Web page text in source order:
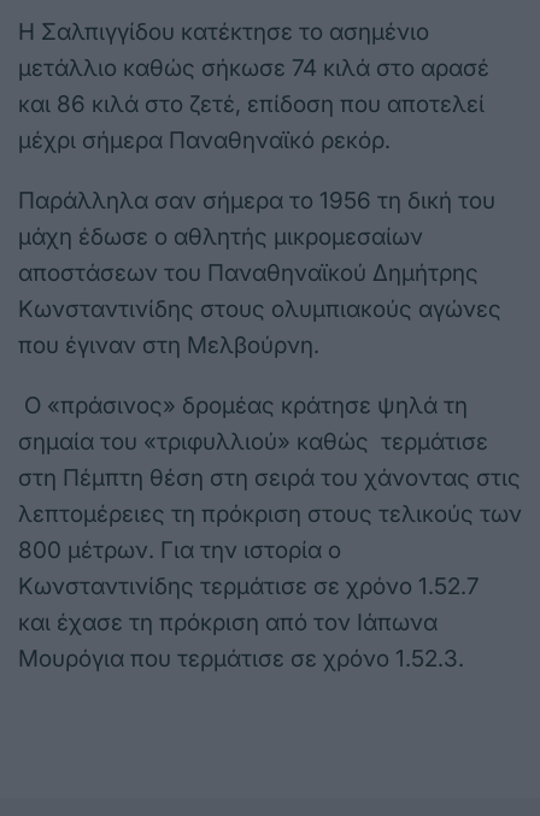
Η Σαλπιγγίδου κατέκτησε το ασημένιο
μετάλλιο καθώς σήκωσε 74 κιλά στο αρασέ
και 86 κιλά στο ζετέ, επίδοση που αποτελεί
μέχρι σήμερα Παναθηναϊκό ρεκόρ.
Παράλληλα σαν σήμερα το 1956 τη δική του
μάχη έδωσε ο αθλητής μικρομεσαίων
αποστάσεων του Παναθηναϊκού Δημήτρης
Κωνσταντινίδης στους ολυμπιακούς αγώνες
που έγιναν στη Μελβούρνη.
Ο «πράσινος» δρομέας κράτησε ψηλά τη
σημαία του «τριφυλλιού» καθώς τερμάτισε
στη Πέμπτη θέση στη σειρά του χάνοντας στις
λεπτομέρειες τη πρόκριση στους τελικούς των
800 μέτρων. Για την ιστορία ο
Κωνσταντινίδης τερμάτισε σε χρόνο 1.52.7
και έχασε τη πρόκριση από τον Ιάπωνα
Μουρόγια που τερμάτισε σε χρόνο 1.52.3.